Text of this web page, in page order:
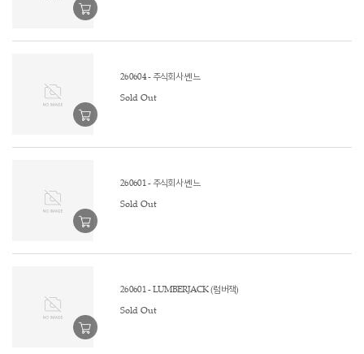
260604 - 주식회사 쎈느
Sold Out
260601 - 주식회사 쎈느
Sold Out
260601 - LUMBERJACK (럼버잭)
Sold Out